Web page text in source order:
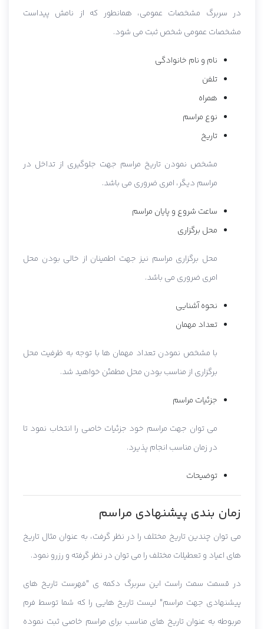
در سربرگ مشخصات عمومی، همانطور که از نامش پیداست
مشخصات عمومی شخص ثبت می شود.
نام و نام خانوادگی
تلفن
همراه
نوع مراسم
تاریخ
مشخص نمودن تاریخ مراسم جهت جلوگیری از تداخل در
مراسم دیگر، امری ضروری می باشد.
ساعت شروع و پایان مراسم
محل برگزاری
محل برگزاری مراسم نیز جهت اطمینان از خالی بودن محل
امری ضروری می باشد.
نحوه آشنایی
تعداد مهمان
با مشخص نمودن تعداد مهمان ها با توجه به ظرفیت محل
برگزاری از مناسب بودن محل مطمئن خواهید شد.
جزئیات مراسم
می توان جهت مراسم خود جزئیات خاصی را انتخاب نمود تا
در زمان مناسب انجام پذیرد.
توضیحات
زمان بندی پیشنهادی مراسم
می توان چندین تاریخ مختلف را در نظر گرفت، به عنوان مثال تاریخ
های اعیاد و تعطیلات مختلف را می توان در نظر گرفته و رزرو نمود.
در قسمت سمت راست این سربرگ دکمه ی "فهرست تاریخ های
پیشنهادی جهت مراسم" لیست تاریخ هایی را که شما توسط فرم
مربوطه به عنوان تاریخ های مناسب برای مراسم خاصی ثبت نموده